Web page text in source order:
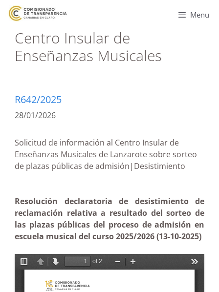
Menu
Centro Insular de
Enseñanzas Musicales
R642/2025
28/01/2026
Solicitud de información al Centro Insular de
Enseñanzas Musicales de Lanzarote sobre sorteo
de plazas públicas de admisión|Desistimiento
Resolución declaratoria de desistimiento de
reclamación relativa a resultado del sorteo de
las plazas públicas del proceso de admisión en
escuela musical del curso 2025/2026 (13-10-2025)